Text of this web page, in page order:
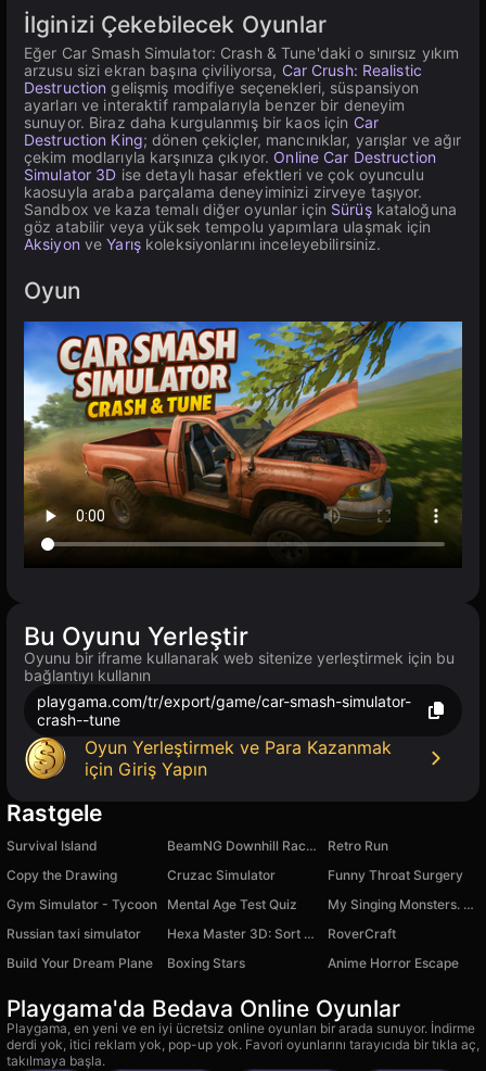
İlginizi Çekebilecek Oyunlar
Eğer Car Smash Simulator: Crash & Tune'daki o sınırsız yıkım
arzusu sizi ekran başına çiviliyorsa, Car Crush: Realistic
Destruction gelişmiş modifiye seçenekleri, süspansiyon
ayarları ve interaktif rampalarıyla benzer bir deneyim
sunuyor. Biraz daha kurgulanmış bir kaos için Car
Destruction King; dönen çekiçler, mancınıklar, yarışlar ve ağır
çekim modlarıyla karşınıza çıkıyor. Online Car Destruction
Simulator 3D ise detaylı hasar efektleri ve çok oyunculu
kaosuyla araba parçalama deneyiminizi zirveye taşıyor.
Sandbox ve kaza temalı diğer oyunlar için Sürüşkataloğuna
göz atabilir veya yüksek tempolu yapımlara ulaşmak için
Aksiyon veYarışkoleksiyonlarını inceleyebilirsiniz.
Oyun
Bu Oyunu Yerleştir
Oyunu bir iframe kullanarak web sitenize yerleştirmek için bu
bağlantıyı kullanın
playgama.com/tr/export/game/car-smash-simulator-
crash--tune
Oyun Yerleştirmek ve Para Kazanmak
için Giriş Yapın
Rastgele
Survival Island BeamNG Downhill Racing
Retro Run
Copy the Drawing
Cruzac Simulator
Funny Throat Surgery
Gym Simulator - Tycoon
Mental Age Test Quiz
My Singing Monsters. Evolution
Russian taxi simulator
Hexa Master 3D: Sort Puzzle
RoverCraft
Build Your Dream Plane
Boxing Stars Anime Horror Escape
Playgama'da Bedava Online Oyunlar
Playgama, en yeni ve en iyi ücretsiz online oyunları bir arada sunuyor. İndirme
derdi yok, itici reklam yok, pop-up yok. Favori oyunlarını tarayıcıda bir tıkla aç,
takılmaya başla.